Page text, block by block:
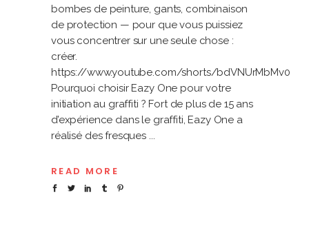
bombes de peinture, gants, combinaison
de protection — pour que vous puissiez
vous concentrer sur une seule chose :
créer.
https://www.youtube.com/shorts/bdVNUrMbMv0
Pourquoi choisir Eazy One pour votre
initiation au graffiti ? Fort de plus de 15 ans
d’expérience dans le graffiti, Eazy One a
réalisé des fresques
READ MORE